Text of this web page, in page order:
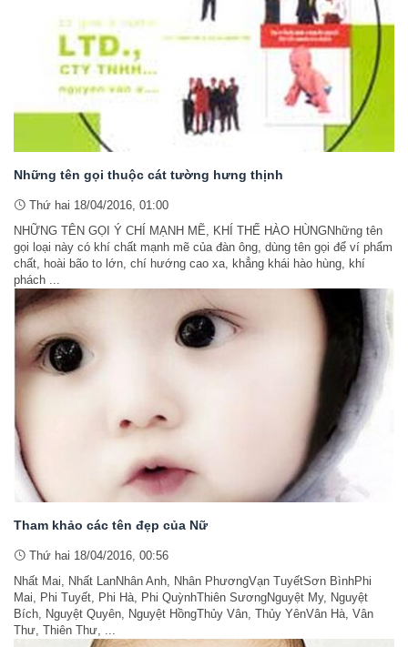
Những tên gọi thuộc cát tường hưng thịnh
Thứ hai 18/04/2016, 01:00
NHỮNG TÊN GỌI Ý CHÍ MẠNH MẼ, KHÍ THẾ HÀO HÙNGNhững tên
gọi loại này có khí chất mạnh mẽ của đàn ông, dùng tên gọi để ví phẩm
chất, hoài bão to lớn, chí hướng cao xa, khẳng khái hào hùng, khí
phách ...
Tham khảo các tên đẹp của Nữ
Thứ hai 18/04/2016, 00:56
Nhất Mai, Nhất LanNhân Anh, Nhân PhươngVạn TuyếtSơn BìnhPhi
Mai, Phi Tuyết, Phi Hà, Phi QuỳnhThiên SươngNguyệt My, Nguyệt
Bích, Nguyệt Quyên, Nguyệt HồngThủy Vân, Thủy YênVân Hà, Vân
Thư, Thiên Thư, ...